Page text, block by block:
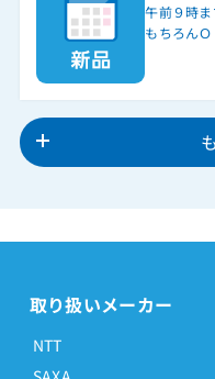
午前９時
もちろんＯ
取り扱いメーカー
NTT